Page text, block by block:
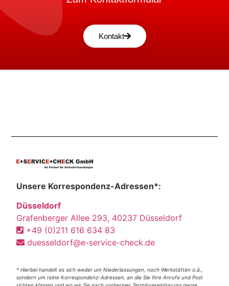
Kontakt
Unsere Korrespondenz-Adressen*:
Düsseldorf
Grafenberger Allee 293, 40237 Düsseldorf
+49 (0)211 616 634 83
duesseldorf@e-service-check.de
* Hierbei handelt es sich weder um Niederlassungen, noch Werkstätten o.ä.,
sondern um reine Korrespondenz-Adressen, an die Sie Ihre Anrufe und Post